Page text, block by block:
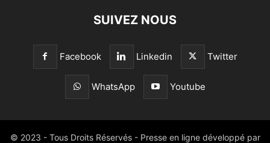
SUIVEZ NOUS
Facebook Linkedin Twitter
WhatsApp Youtube
© 2023 - Tous Droits Réservés - Presse en ligne développé par